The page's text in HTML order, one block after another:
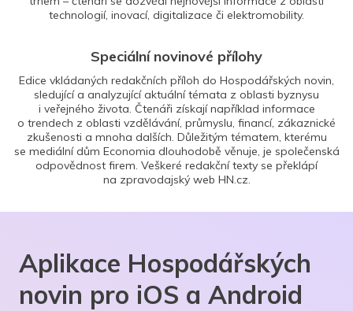
technologií, inovací, digitalizace či elektromobility.
Speciální novinové přílohy
Edice vkládaných redakčních příloh do Hospodářských novin,
sledující a analyzující aktuální témata z oblasti byznysu
i veřejného života. Čtenáři získají například informace
o trendech z oblasti vzdělávání, průmyslu, financí, zákaznické
zkušenosti a mnoha dalších. Důležitým tématem, kterému
se mediální dům Economia dlouhodobě věnuje, je společenská
odpovědnost firem. Veškeré redakční texty se překlápí
na zpravodajský web HN.cz.
Aplikace Hospodářských
novin pro iOS a Android